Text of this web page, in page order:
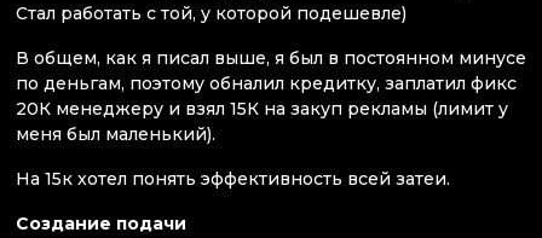
Стал работать с той, у которой подешевле)
В общем, как я писал выше, я был в постоянном минусе
по деньгам, поэтому обналил кредитку, заплатил фикс
20К менеджеру и взял 15К на закуп рекламы (лимит у
меня был маленький).
На 15к хотел понять эффективность всей затеи.
Создание подачи